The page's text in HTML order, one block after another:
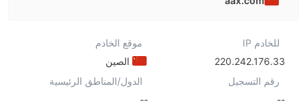
للخادم IP
220.242.176.33
موقع الخادم
الصين
رقم التسجيل
--
الدول/المناطق الرئيسية
--